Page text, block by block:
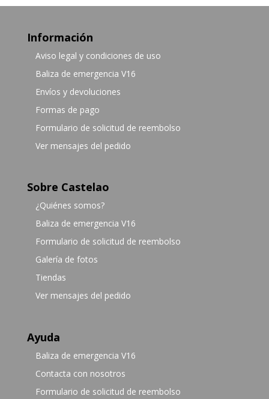
Información
Aviso legal y condiciones de uso
Baliza de emergencia V16
Envíos y devoluciones
Formas de pago
Formulario de solicitud de reembolso
Ver mensajes del pedido
Sobre Castelao
¿Quiénes somos?
Baliza de emergencia V16
Formulario de solicitud de reembolso
Galería de fotos
Tiendas
Ver mensajes del pedido
Ayuda
Baliza de emergencia V16
Contacta con nosotros
Formulario de solicitud de reembolso